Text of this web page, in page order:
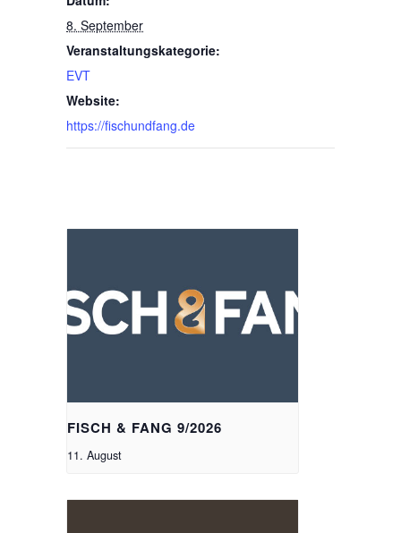
8. September
Veranstaltungskategorie:
EVT
Website:
https://fischundfang.de
FISCH & FANG 9/2026
11. August